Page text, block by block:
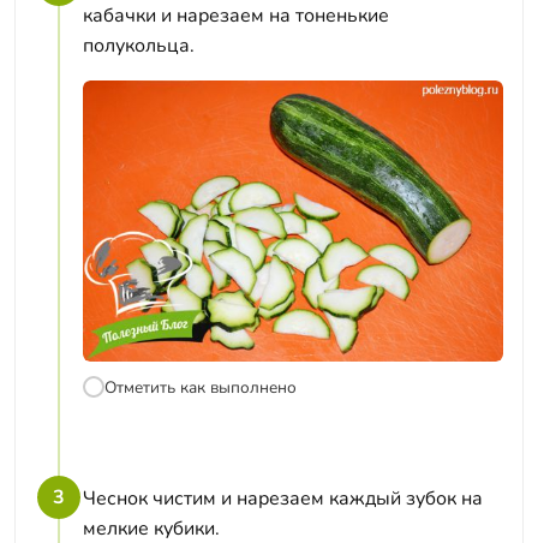
кабачки и нарезаем на тоненькие
полукольца.
Отметить как выполнено
3
Чеснок чистим и нарезаем каждый зубок на
мелкие кубики.